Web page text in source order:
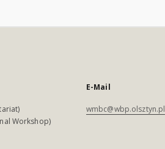
Workshop)
E-Mail
wmbc@wbp.olsztyn.pl